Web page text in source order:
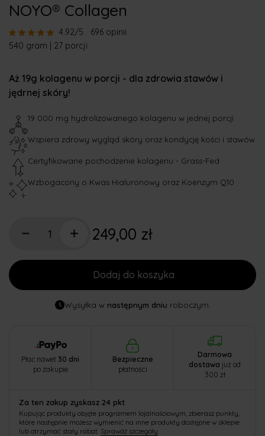
NOYO® Collagen
540 gram | 27 porcji
4.92/5 696 opinii
Aż 19g kolagenu w porcji - dla zdrowia stawów i
jędrnej skóry!
19 000 mg hydrolizowanego kolagenu w jednej porcji
Wspiera zdrowy wygląd skóry oraz kondycję kości i stawów
Certyfikowane pochodzenie kolagenu - Grass-Fed
Wzbogacony o Kwas Hialuronowy oraz Koenzym Q10
249,00 zł
Dodaj do koszyka
Wysyłka w następnym dniu roboczym.
Płać nawet 30 dni
po zakupie
Bezpieczne
płatności
Darmowa
dostawa już od
300 zł
Za ten zakup zyskasz 24 pkt
Kupując produkty objęte programem lojalnościowym, zbierasz punkty,
które następnie możesz wymienić na inne produkty dostępne w sklepie
lub otrzymać stały rabat. Sprawdź szczegóły